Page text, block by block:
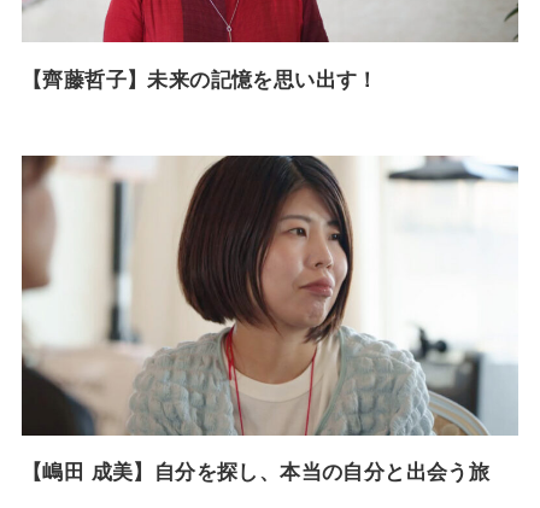
【齊藤哲子】未来の記憶を思い出す！
【嶋田 成美】自分を探し、本当の自分と出会う旅